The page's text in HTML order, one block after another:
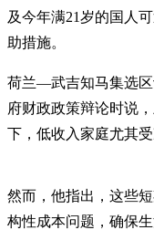
及今年满21岁的国人
助措施。
荷兰—武吉知马集选区
府财政政策辩论时说
下，低收入家庭尤其
然而，他指出，这些
构性成本问题，确保